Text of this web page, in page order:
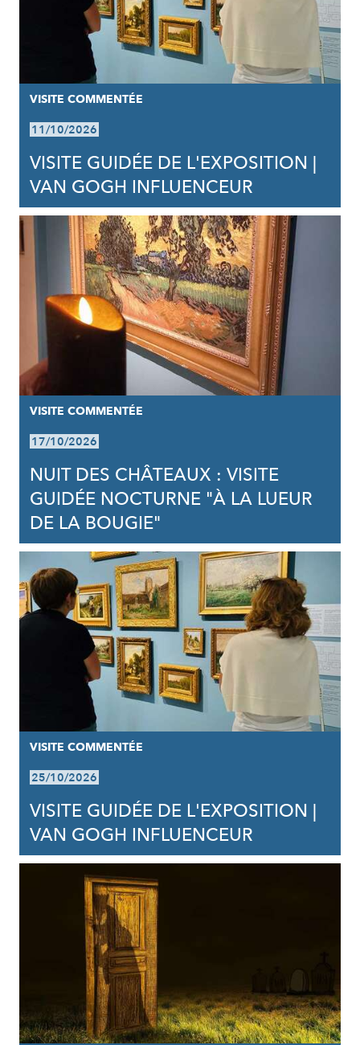
VISITE COMMENTÉE
11/10/2026
VISITE GUIDÉE DE L'EXPOSITION |
VAN GOGH INFLUENCEUR
VISITE COMMENTÉE
17/10/2026
NUIT DES CHÂTEAUX : VISITE
GUIDÉE NOCTURNE "À LA LUEUR
DE LA BOUGIE"
VISITE COMMENTÉE
25/10/2026
VISITE GUIDÉE DE L'EXPOSITION |
VAN GOGH INFLUENCEUR